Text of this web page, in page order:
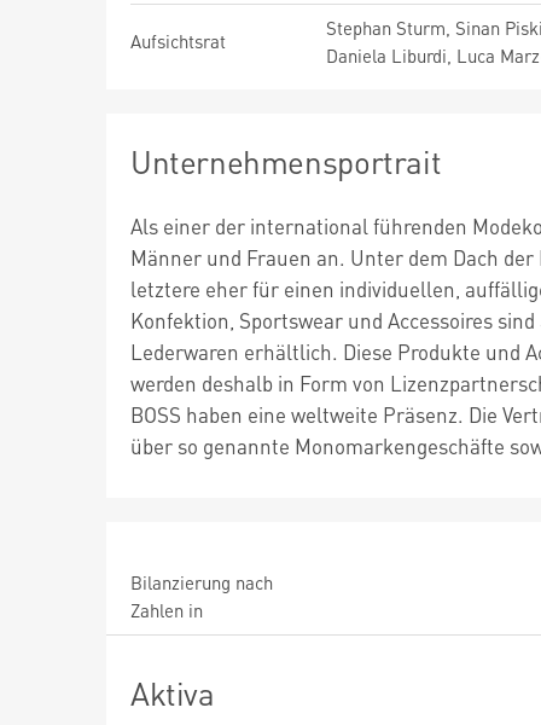
Aufsichtsrat
Stephan Sturm, Sinan
Daniela Liburdi, Luca
Unternehmensportrait
Als einer der international führenden
Männer und Frauen an. Unter dem Dach
letztere eher für einen individuellen,
Konfektion, Sportswear und Accessoires
Lederwaren erhältlich. Diese Produkte und
werden deshalb in Form von
BOSS haben eine weltweite Präsenz. Die
über so genannte Monomarkengeschäfte
Bilanzierung nach
Zahlen in
Aktiva